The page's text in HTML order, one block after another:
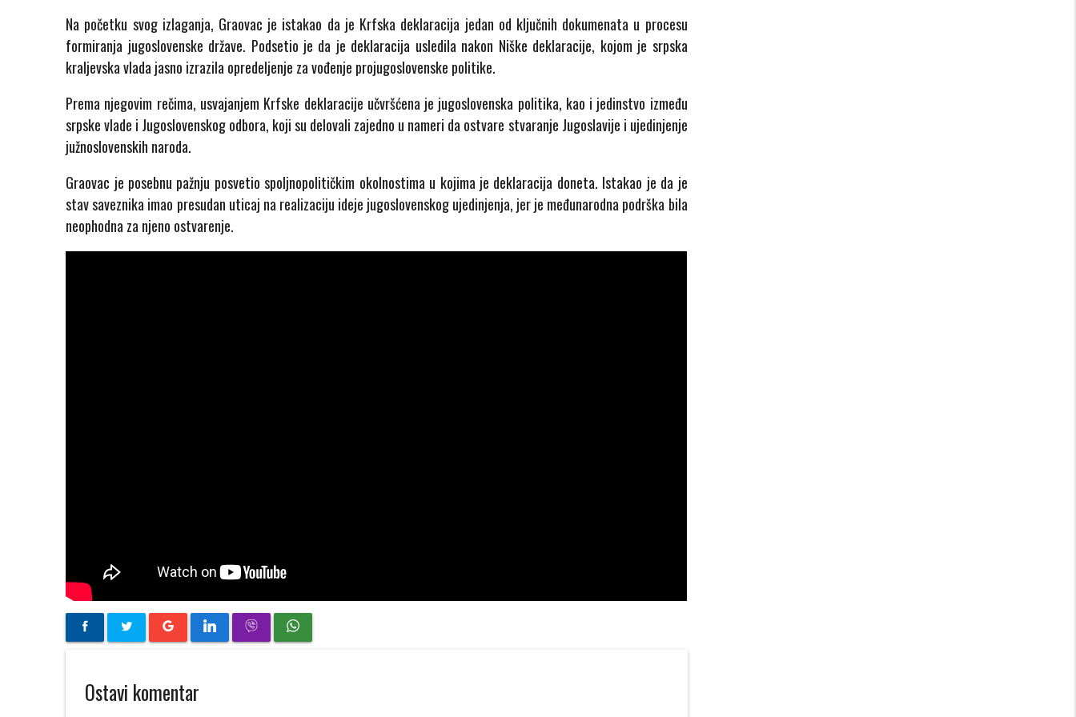
Na početku svog izlaganja, Graovac je istakao da je Krfska deklaracija jedan od ključnih dokumenata u procesu
formiranja jugoslovenske države. Podsetio je da je deklaracija usledila nakon Niške deklaracije, kojom je srpska
kraljevska vlada jasno izrazila opredeljenje za vođenje projugoslovenske politike.
Prema njegovim rečima, usvajanjem Krfske deklaracije učvršćena je jugoslovenska politika, kao i jedinstvo između
srpske vlade i Jugoslovenskog odbora, koji su delovali zajedno u nameri da ostvare stvaranje Jugoslavije i ujedinjenje
južnoslovenskih naroda.
Graovac je posebnu pažnju posvetio spoljnopolitičkim okolnostima u kojima je deklaracija doneta. Istakao je da je
stav saveznika imao presudan uticaj na realizaciju ideje jugoslovenskog ujedinjenja, jer je međunarodna podrška bila
neophodna za njeno ostvarenje.
Ostavi komentar